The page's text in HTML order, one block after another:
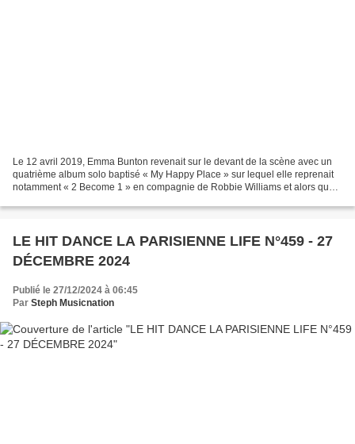
Le 12 avril 2019, Emma Bunton revenait sur le devant de la scène avec un
quatrième album solo baptisé « My Happy Place » sur lequel elle reprenait
notamment « 2 Become 1 » en compagnie de Robbie Williams et alors que
LE HIT DANCE LA PARISIENNE LIFE N°459 - 27
DÉCEMBRE 2024
Publié le 27/12/2024 à 06:45
Par Steph Musicnation